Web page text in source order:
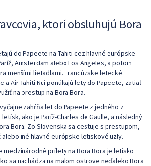
ktorí obsluhujú Bora
do Papeete na Tahiti cez hlavné európske
Amsterdam alebo Los Angeles, a potom
menšími lietadlami. Francúzske letecké
a Air Tahiti Nui ponúkajú lety do Papeete, zatiaľ
na prestup na Bora Bora.
zahŕňa let do Papeete z jedného z
ako je Paríž-Charles de Gaulle, a následný
Bora. Zo Slovenska sa cestuje s prestupom,
alebo iné hlavné európske letiskové uzly.
medzinárodné prílety na Bora Bora je letisko
sa nachádza na malom ostrove neďaleko Bora